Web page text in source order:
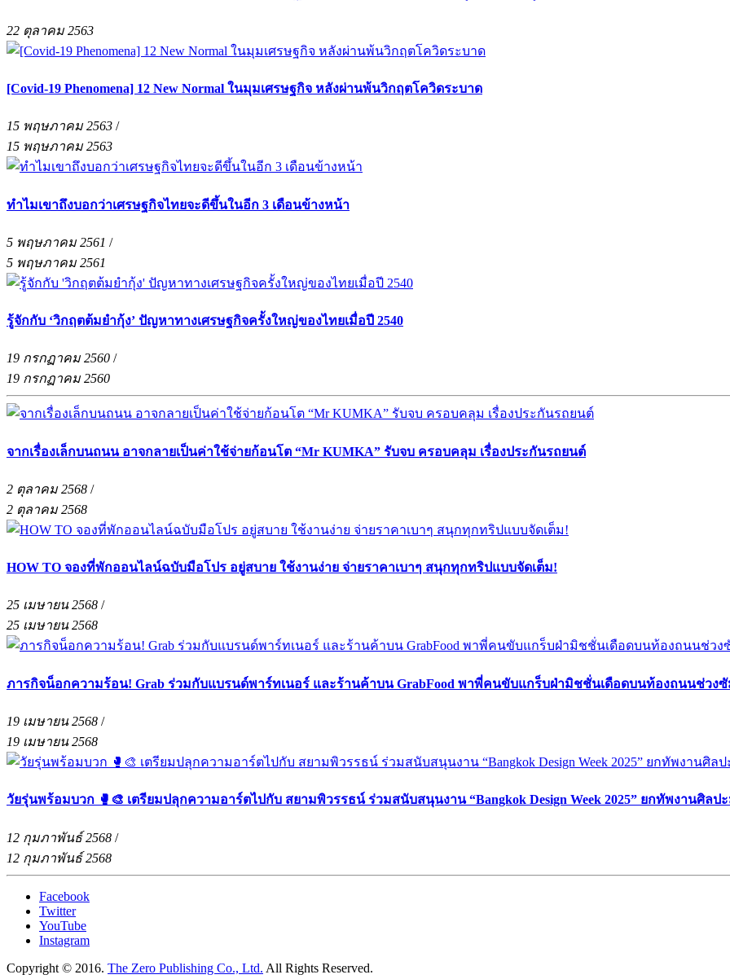
22 ตุลาคม 2563
[Covid-19 Phenomena] 12 New Normal ในมุมเศรษฐกิจ หลังผ่านพ้นวิกฤตโควิดระบาด
15 พฤษภาคม 2563 /
15 พฤษภาคม 2563
ทำไมเขาถึงบอกว่าเศรษฐกิจไทยจะดีขึ้นในอีก 3 เดือนข้างหน้า
5 พฤษภาคม 2561 /
5 พฤษภาคม 2561
รู้จักกับ ‘วิกฤตต้มยำกุ้ง’ ปัญหาทางเศรษฐกิจครั้งใหญ่ของไทยเมื่อปี 2540
19 กรกฏาคม 2560 /
19 กรกฏาคม 2560
จากเรื่องเล็กบนถนน อาจกลายเป็นค่าใช้จ่ายก้อนโต “Mr KUMKA” รับจบ ครอบคลุม เรื่องประกันรถยนต์
2 ตุลาคม 2568 /
2 ตุลาคม 2568
HOW TO จองที่พักออนไลน์ฉบับมือโปร อยู่สบาย ใช้งานง่าย จ่ายราคาเบาๆ สนุกทุกทริปแบบจัดเต็ม!
25 เมษายน 2568 /
25 เมษายน 2568
ภารกิจน็อกความร้อน! Grab ร่วมกับแบรนด์พาร์ทเนอร์ และร้านค้าบน GrabFood พาพี่คนขับแกร็บฝ่ามิชชั่นเดือดบนท้องถนนช่วงซั
19 เมษายน 2568 /
19 เมษายน 2568
วัยรุ่นพร้อมบวก 🥊🎨 เตรียมปลุกความอาร์ตไปกับ สยามพิวรรธน์ ร่วมสนับสนุนงาน “Bangkok Design Week 2025” ยกทัพงานศิลป
12 กุมภาพันธ์ 2568 /
12 กุมภาพันธ์ 2568
Facebook
Twitter
YouTube
Instagram
Copyright © 2016. The Zero Publishing Co., Ltd. All Rights Reserved.